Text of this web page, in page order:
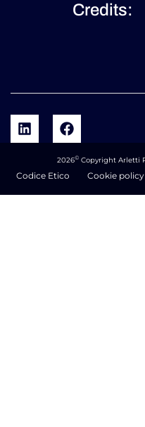
Credits:
2026© Copyright Arletti
Codice Etico Cookie policy